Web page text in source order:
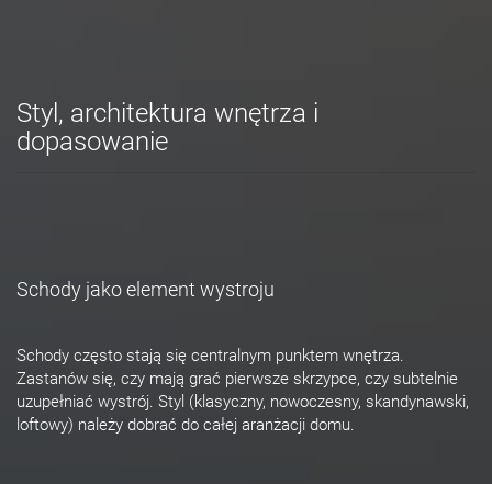
Styl, architektura wnętrza i
dopasowanie
Schody jako element wystroju
Schody często stają się centralnym punktem wnętrza.
Zastanów się, czy mają grać pierwsze skrzypce, czy subtelnie
uzupełniać wystrój. Styl (klasyczny, nowoczesny, skandynawski,
loftowy) należy dobrać do całej aranżacji domu.